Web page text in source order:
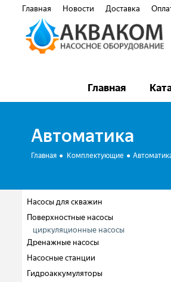
Главная Новости Доставка
Главная
Автоматика
Главная Комплектующие
Насосы для скважин
Поверхностные насосы
циркуляционные насосы
Дренажные насосы
Насосные станции
Гидроаккумуляторы